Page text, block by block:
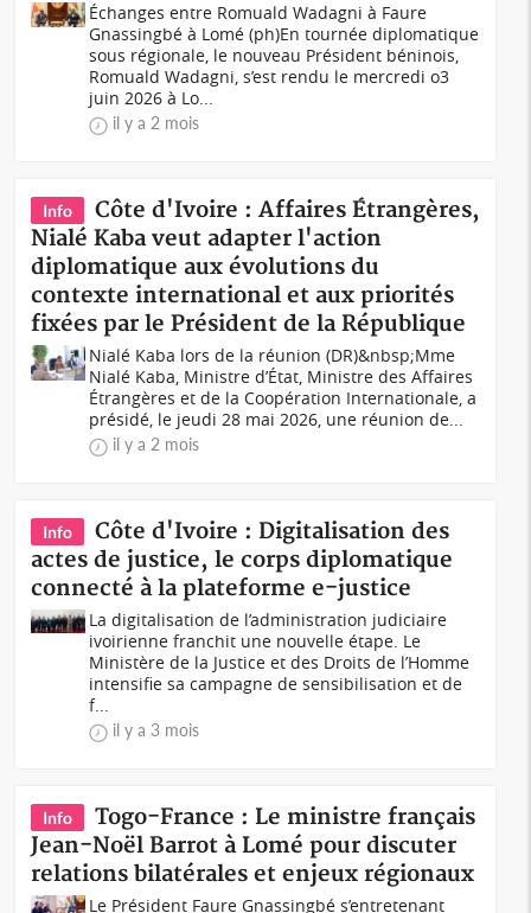
Échanges entre Romuald Wadagni à Faure
Gnassingbé à Lomé (ph)En tournée diplomatique
sous régionale, le nouveau Président béninois,
Romuald Wadagni, s’est rendu le mercredi o3
juin 2026 à Lo...
il y a 2 mois
Info
Côte d'Ivoire : Affaires Étrangères,
Nialé Kaba veut adapter l'action
diplomatique aux évolutions du
contexte international et aux priorités
fixées par le Président de la République
Nialé Kaba lors de la réunion (DR)&nbsp;Mme
Nialé Kaba, Ministre d’État, Ministre des Affaires
Étrangères et de la Coopération Internationale, a
présidé, le jeudi 28 mai 2026, une réunion de...
il y a 2 mois
Info
Côte d'Ivoire : Digitalisation des
actes de justice, le corps diplomatique
connecté à la plateforme e-justice
La digitalisation de l’administration judiciaire
ivoirienne franchit une nouvelle étape. Le
Ministère de la Justice et des Droits de l’Homme
intensifie sa campagne de sensibilisation et de
f...
il y a 3 mois
Info
Togo-France : Le ministre français
Jean-Noël Barrot à Lomé pour discuter
relations bilatérales et enjeux régionaux
Le Président Faure Gnassingbé s’entretenant